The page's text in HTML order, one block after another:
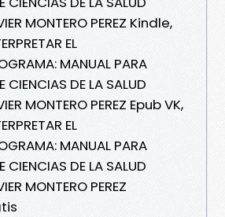
MONTERO PEREZ Kindle,
EL
MANUAL PARA
CIENCIAS DE LA SALUD
MONTERO PEREZ Epub VK,
EL
MANUAL PARA
CIENCIAS DE LA SALUD
MONTERO PEREZ